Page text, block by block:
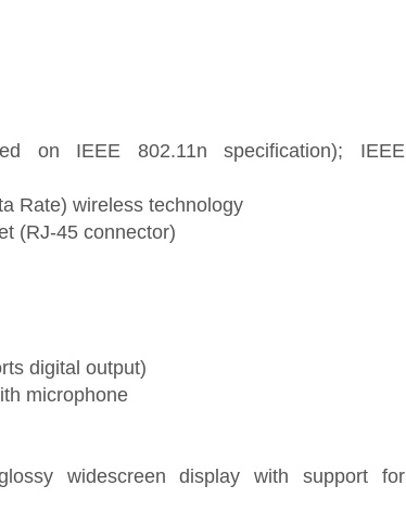
on IEEE 802.11n specification); IEEE
Rate) wireless technology
(RJ-45 connector)
digital output)
microphone
widescreen display with support for